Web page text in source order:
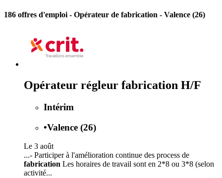
186 offres d'emploi - Opérateur de fabrication - Valence (26)
Opérateur régleur fabrication H/F
Intérim
•Valence (26)
Le 3 août
...- Participer à l'amélioration continue des process de
fabrication Les horaires de travail sont en 2*8 ou 3*8 (selon
activité...